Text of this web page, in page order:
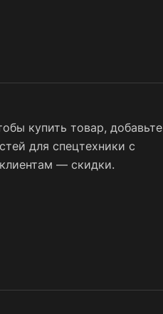
купить товар, добавьте
для спецтехники с
— скидки.